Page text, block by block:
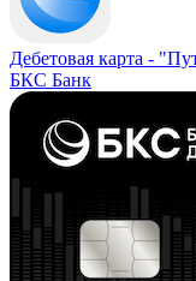
Дебетовая карта -
БКС Банк